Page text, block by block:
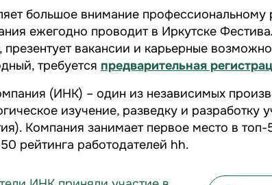
большое внимание
ежегодно проводит в Иркутске
презентует вакансии и карьерные
требуется предварительная
(ИНК) – один из независимых
изучение, разведку и
Компания занимает первое место в
рейтинга работодателей hh.